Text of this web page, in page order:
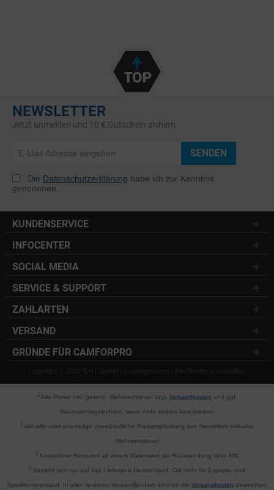
NEWSLETTER
Jetzt anmelden und 10 € Gutschein sichern
SENDEN
Die Datenschutzerklärung habe ich zur Kenntnis
genommen.
KUNDENSERVICE
INFOCENTER
SOCIAL MEDIA
SERVICE & SUPPORT
ZAHLARTEN
VERSAND
GRÜNDE FÜR CAMFORPRO
Copyright © 2025 S.H1 GmbH / camforpro.com - Alle Rechte vorbehalten
* Alle Preise inkl. gesetzl. Mehrwertsteuer zzgl. Versandkosten und ggf.
Nachnahmegebühren, wenn nicht anders beschrieben
aktuelle oder ehemalige unverbindliche Preisempfehlung des Herstellers inklusive
Mehrwertsteuer
2Kostenlose Retouren ab einem Warenwert der Rücksendung über 40€
3 Bezieht sich nur auf das Lieferland Deutschland. Gilt nicht für Express- und
Speditionsversand. In allen anderen Versandländern können die Versandkosten abweichen.